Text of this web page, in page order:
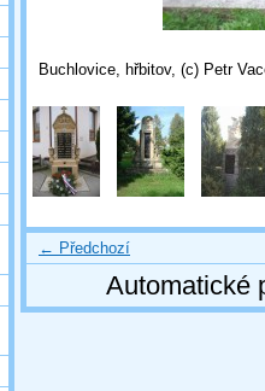
Buchlovice, hřbitov, (c) Petr
← Předchozí
Automatické